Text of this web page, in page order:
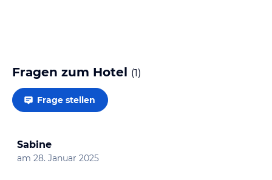
Fragen zum Hotel (1)
Frage stellen
Sabine
am 28. Januar 2025